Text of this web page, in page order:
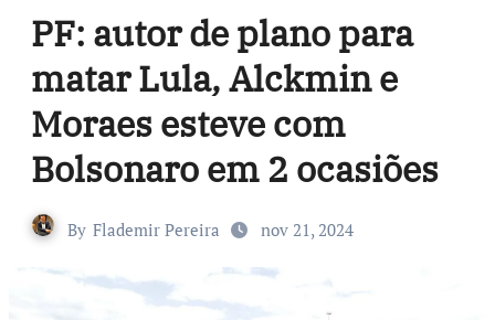
PF: autor de plano para
matar Lula, Alckmin e
Moraes esteve com
Bolsonaro em 2 ocasiões
By Flademir Pereira nov 21, 2024